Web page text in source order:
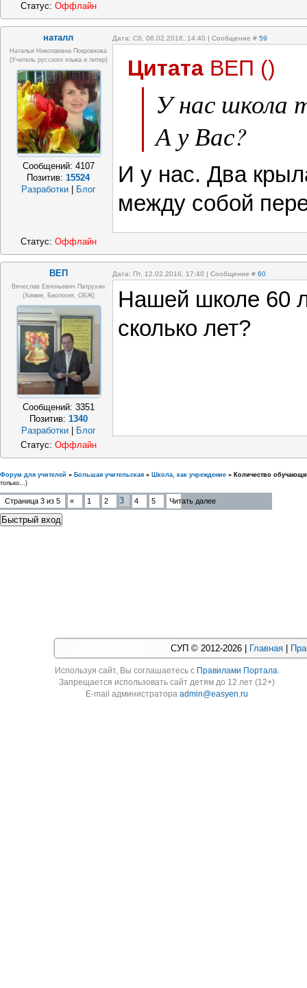
Статус: Оффлайн
наталл Дата: Сб, 06.02.2016, 14:40 | Сообщение # 59
Наталья Николаевна Покровкова
(учитель русского языка и литер)
Сообщений: 4107
Позитив:15524
Разработки
Блог
Цитата ВЕП ()
У нас школа
А у Вас?
И у нас. Два
между собой
Статус: Оффлайн
ВЕП Дата: Пт, 12.02.2016, 17:40 | Сообщение # 60
Вячеслав Евгеньевич Патрухин
(Химия, Биология, ОБЖ)
Сообщений: 3351
Позитив: 1340
Разработки
Блог
Нашей школе 60
сколько лет?
Статус: Оффлайн
Форум для учителей » Большая учительская » Школа, как учреждение » Количество
только...)
Страница 3 из 5 « 1 2 3 4 5 Читать далее
СУП © 2012-2026 | Главная
Используя cайт, Вы соглашаетесь с Правилами Портала.
Запрещается использовать сайт детям до 12 лет (12+)
E-mail администратораadmin@easyen.ru